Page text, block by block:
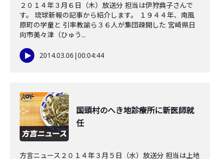
２０１４年３月６日（木）放送分 担当は伊狩典子さんで
す。 琉球新報の記事から紹介します。 １９４４年、南風
原町の学童と 引率教諭ら３６人が集団疎開した 宮崎県日
向市美々津（ひゅう...
2014.03.06 |00:04:44
国頭村のへき地診療所に新医師就
任
方言ニュース２０１４年３月５日（水）放送分 担当は上地